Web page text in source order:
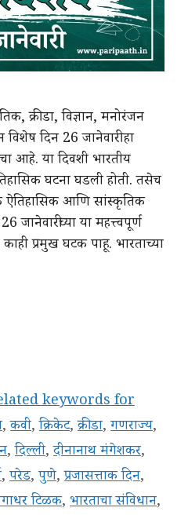
क्रीडा, विज्ञान, मनोरंजन
दिन 26 जानेवारी हा
आहे. या दिवशी भारतीय
घटना घडली होती. तसेच
ऐतिहासिक आणि सांस्कृतिक
या महत्त्वपूर्ण
प्रमुख घटक पाहू. भारताच्या
keywords for
,कवी,क्रिकेट,क्रीडा,गणराज्य,
,दिल्ली,दीनानाथ मंगेशकर,
, परेड, पुणे,प्रजासत्ताक दिन,
टिळक, भारताचा संविधान,